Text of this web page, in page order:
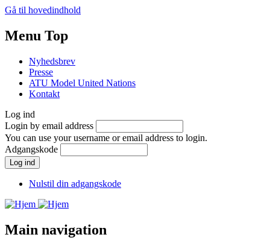
Gå til hovedindhold
Menu Top
Nyhedsbrev
Presse
ATU Model United Nations
Kontakt
Log ind
Login by email address
You can use your username or email address to login.
Adgangskode
Nulstil din adgangskode
Main navigation